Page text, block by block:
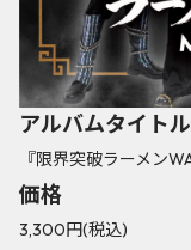
アルバムタイトル
『限界突破ラーメン
価格
3,300円(税込)